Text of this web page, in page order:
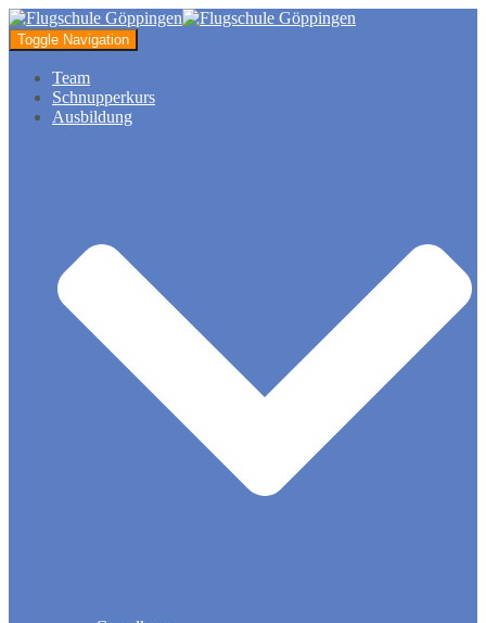
Toggle Navigation
Team
Schnupperkurs
Ausbildung